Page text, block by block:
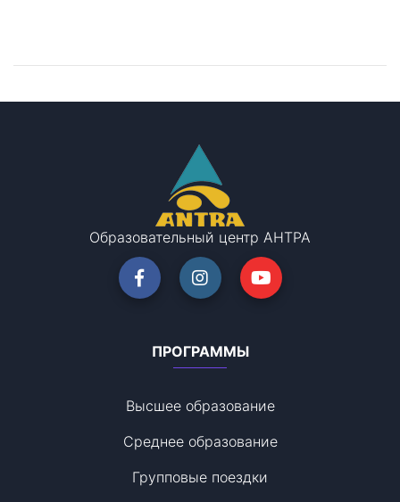
Образовательный центр АНТРА
ПРОГРАММЫ
Высшее образование
Среднее образование
Групповые поездки